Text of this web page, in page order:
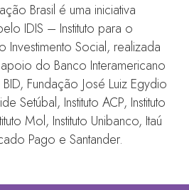
Brasil é uma iniciativa
IDIS – Instituto para o
Investimento Social, realizada
do Banco Interamericano
Fundação José Luiz Egydio
Setúbal, Instituto ACP, Instituto
Mol, Instituto Unibanco, Itaú
Pago e Santander.